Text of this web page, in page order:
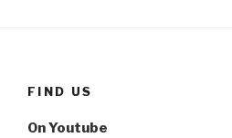
FIND US
On Youtube